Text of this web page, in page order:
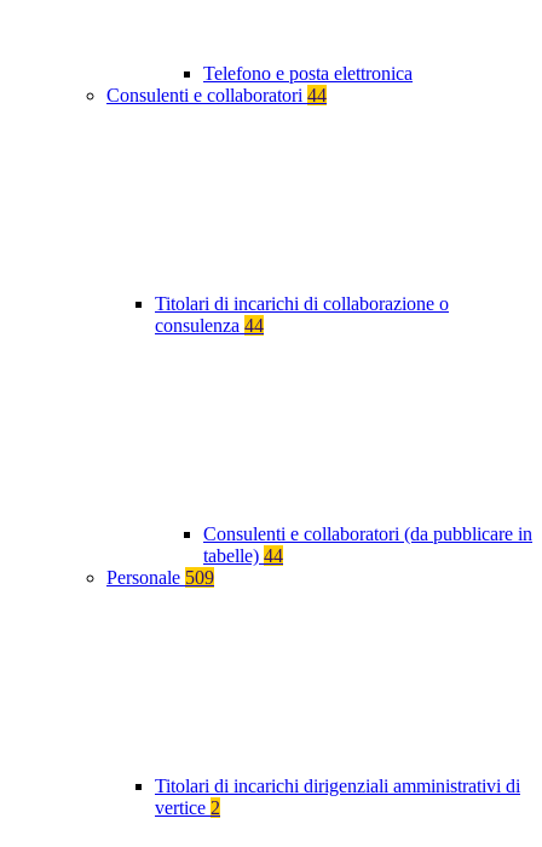
Telefono e posta elettronica
Consulenti e collaboratori 44
Titolari di incarichi di collaborazione o
consulenza 44
Consulenti e collaboratori (da pubblicare in
tabelle) 44
Personale 509
Titolari di incarichi dirigenziali amministrativi di
vertice 2